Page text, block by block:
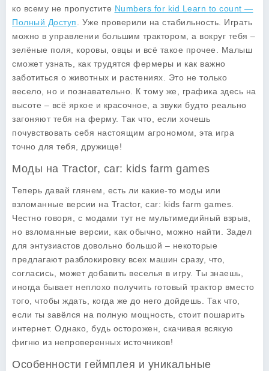
ко всему не пропустите Numbers for kid Learn to count —
Полный Доступ . Уже проверили на стабильность. Играть
можно в управлении большим трактором, а вокруг тебя –
зелёные поля, коровы, овцы и всё такое прочее. Малыш
сможет узнать, как трудятся фермеры и как важно
заботиться о животных и растениях. Это не только
весело, но и познавательно. К тому же, графика здесь на
высоте – всё яркое и красочное, а звуки будто реально
загоняют тебя на ферму. Так что, если хочешь
почувствовать себя настоящим агрономом, эта игра
точно для тебя, дружище!
Моды на Tractor, car: kids farm games
Теперь давай глянем, есть ли какие-то моды или
взломанные версии на Tractor, car: kids farm games.
Честно говоря, с модами тут не мультимедийный взрыв,
но взломанные версии, как обычно, можно найти. Задел
для энтузиастов довольно большой – некоторые
предлагают разблокировку всех машин сразу, что,
согласись, может добавить веселья в игру. Ты знаешь,
иногда бывает неплохо получить готовый трактор вместо
того, чтобы ждать, когда же до него дойдешь. Так что,
если ты завёлся на полную мощность, стоит пошарить
интернет. Однако, будь осторожен, скачивая всякую
фигню из непроверенных источников!
Особенности геймплея и уникальные